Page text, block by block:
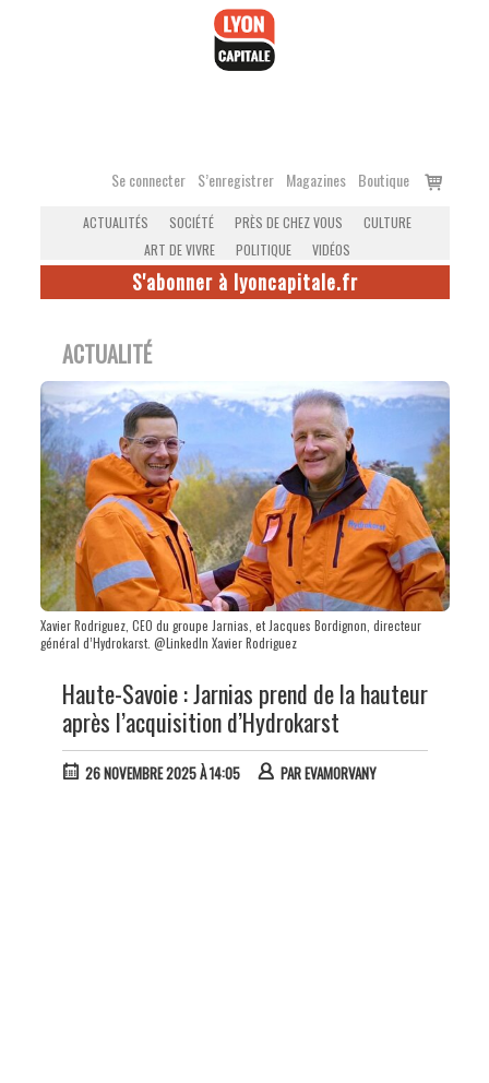
Se connecter S’enregistrer Magazines Boutique
Voir
ACTUALITÉS SOCIÉTÉ PRÈS DE CHEZ VOUS
CULTURE
ART DE VIVRE
POLITIQUE VIDÉOS
S'abonner à lyoncapitale.fr
ACTUALITÉ
Xavier Rodriguez, CEO du groupe Jarnias, et Jacques Bordignon, directeur
général d’Hydrokarst. @LinkedIn Xavier Rodriguez
Haute-Savoie : Jarnias prend de la hauteur
après l’acquisition d’Hydrokarst
26 NOVEMBRE 2025 À 14:05 PAREVAMORVANY